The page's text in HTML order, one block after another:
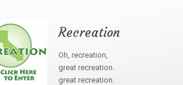
Recreation
Oh, recreation,
great recreation.
great recreation.